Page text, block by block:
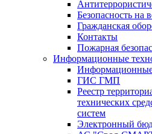
Безопасность на
Гражданская
Контакты
Пожарная
Информационные
ГИС ГМП
Реестр
технических
систем
Электронный